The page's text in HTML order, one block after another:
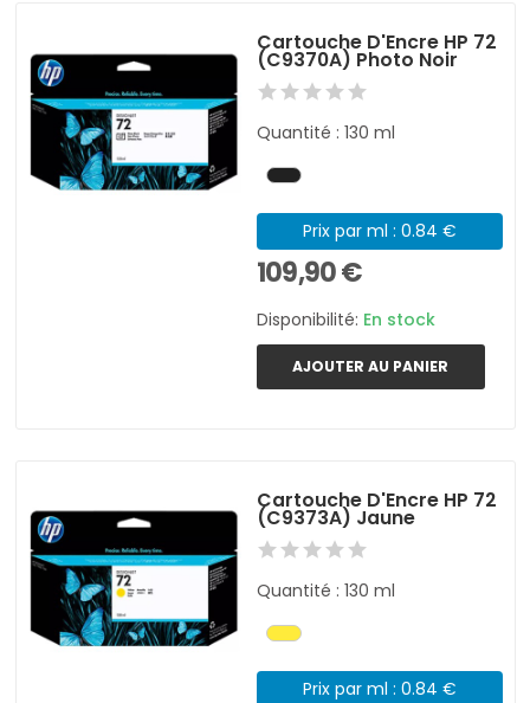
Cartouche D'Encre HP 72
(C9370A) Photo Noir
Quantité : 130 ml
Prix par ml : 0.84 €
109,90 €
Disponibilité: En stock
AJOUTER AU PANIER
Cartouche D'Encre HP 72
(C9373A) Jaune
Quantité : 130 ml
Prix par ml : 0.84 €